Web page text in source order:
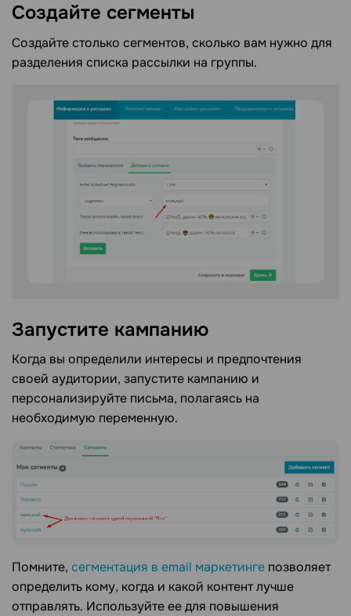
Создайте сегменты
Создайте столько сегментов, сколько вам нужно для
разделения списка рассылки на группы.
Запустите кампанию
Когда вы определили интересы и предпочтения
своей аудитории, запустите кампанию и
персонализируйте письма, полагаясь на
необходимую переменную.
Помните, сегментация в email маркетинге позволяет
определить кому, когда и какой контент лучше
отправлять. Используйте ее для повышения